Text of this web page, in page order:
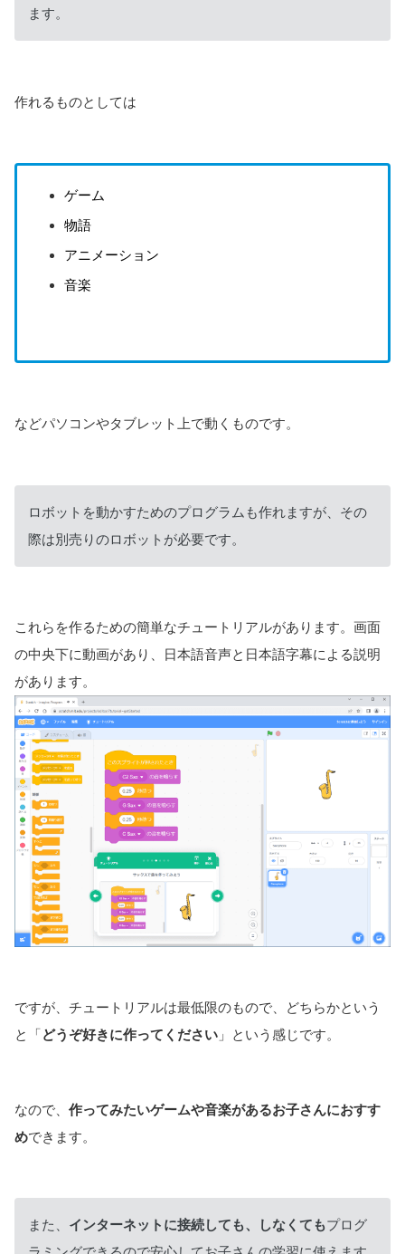
ます。
作れるものとしては
ゲーム
物語
アニメーション
音楽
などパソコンやタブレット上で動くものです。
ロボットを動かすためのプログラムも作れますが、その
際は別売りのロボットが必要です。
これらを作るための簡単なチュートリアルがあります。画面
の中央下に動画があり、日本語音声と日本語字幕による説明
があります。
ですが、チュートリアルは最低限のもので、どちらかという
と「どうぞ好きに作ってください 」という感じです。
なので、 作ってみたいゲームや音楽があるお子さんにおすす
めできます。
また、 インターネットに接続しても、しなくてもプログ